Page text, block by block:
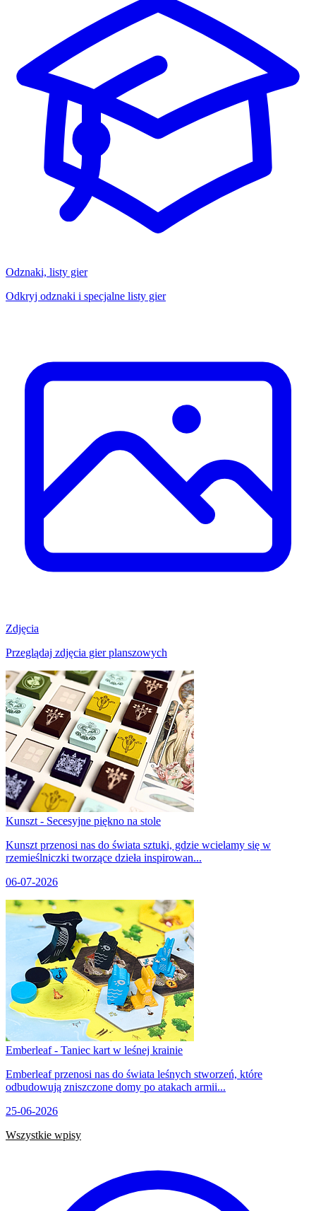
Odznaki, listy gier
Odkryj odznaki i specjalne listy gier
Zdjęcia
Przeglądaj zdjęcia gier planszowych
Kunszt - Secesyjne piękno na stole
Kunszt przenosi nas do świata sztuki, gdzie wcielamy się w
rzemieślniczki tworzące dzieła inspirowan...
06-07-2026
Emberleaf - Taniec kart w leśnej krainie
Emberleaf przenosi nas do świata leśnych stworzeń, które
odbudowują zniszczone domy po atakach armii...
25-06-2026
Wszystkie wpisy